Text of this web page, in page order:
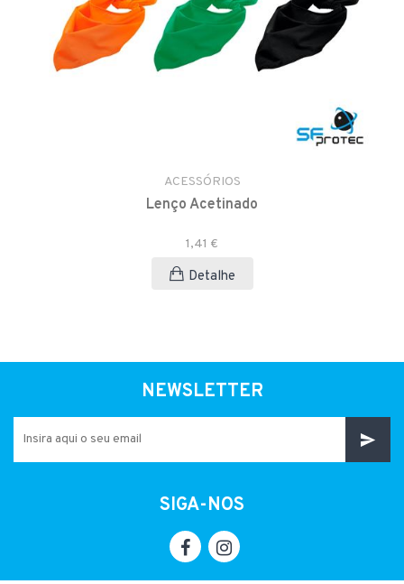
ACESSÓRIOS
Lenço Acetinado
1,41 €
Detalhe
NEWSLETTER
SIGA-NOS